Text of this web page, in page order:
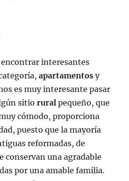
interesantes
apartamentos y
es muy interesante pasar
sitiorural pequeño, que
cómodo, proporciona
puesto que la mayoría
reformadas, de
conservan una agradable
por una amable familia.